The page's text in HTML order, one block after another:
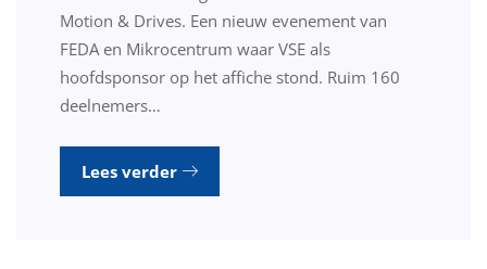
Motion & Drives. Een nieuw evenement van
FEDA en Mikrocentrum waar VSE als
hoofdsponsor op het affiche stond. Ruim 160
deelnemers…
Lees verder